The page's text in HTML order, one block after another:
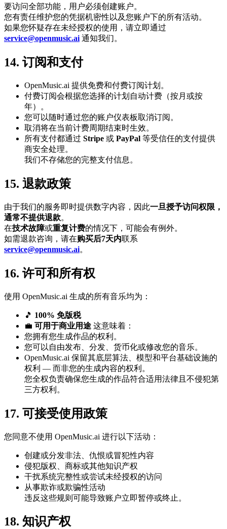
要访问全部功能，用户必须创建账户。
您有责任维护您的凭据机密性以及您账户下的所有活动。
如果您怀疑存在未经授权的使用，请立即通过
service@openmusic.ai 通知我们。
14. 订阅和支付
OpenMusic.ai 提供免费和付费订阅计划。
付费订阅会根据您选择的计划自动计费（按月或按
年）。
您可以随时通过您的账户仪表板取消订阅。
取消将在当前计费周期结束时生效。
所有支付都通过 Stripe 或 PayPal 等受信任的支付提供
商安全处理。
我们不存储您的完整支付信息。
15. 退款政策
由于我们的服务即时提供数字内容，因此一旦授予访问权限，
通常不提供退款。
在技术故障或重复计费的情况下，可能会有例外。
如需退款咨询，请在购买后7天内联系
service@openmusic.ai。
16. 许可和所有权
使用 OpenMusic.ai 生成的所有音乐均为：
🎵 100% 免版税
💼 可用于商业用途 这意味着：
您拥有您生成作品的权利。
您可以自由发布、分发、货币化或修改您的音乐。
OpenMusic.ai 保留其底层算法、模型和平台基础设施的
权利 — 而非您的生成内容的权利。
您全权负责确保您生成的作品符合适用法律且不侵犯第
三方权利。
17. 可接受使用政策
您同意不使用 OpenMusic.ai 进行以下活动：
创建或分发非法、仇恨或冒犯性内容
侵犯版权、商标或其他知识产权
干扰系统完整性或尝试未经授权的访问
从事欺诈或欺骗性活动
违反这些规则可能导致账户立即暂停或终止。
18. 知识产权